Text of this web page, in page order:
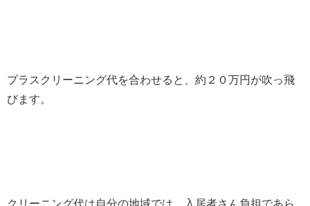
プラスクリーニング代を合わせると、約２０万円が吹っ飛
びます。